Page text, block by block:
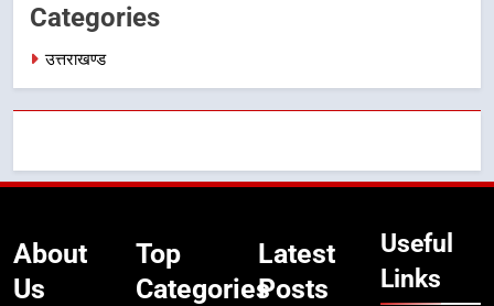
8
ब्लैक स्पॉट होंगे सुरक्षित, हर माह होगी
प्रगति समीक्षा
उत्तराखण्ड
Categories
उत्तराखण्ड
About
Us
Top
Categories
Latest
Posts
Useful
Links